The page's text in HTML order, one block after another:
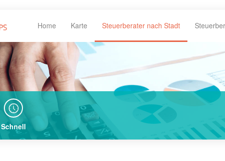
Home Karte Steuerberater nach Stadt
Schnell